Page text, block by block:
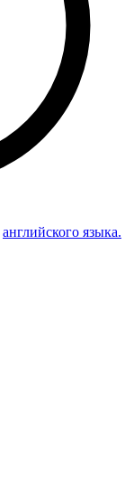
английского языка.